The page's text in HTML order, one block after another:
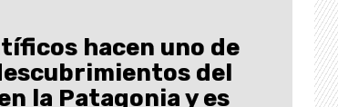
hacen uno de
del
la Patagonia y es